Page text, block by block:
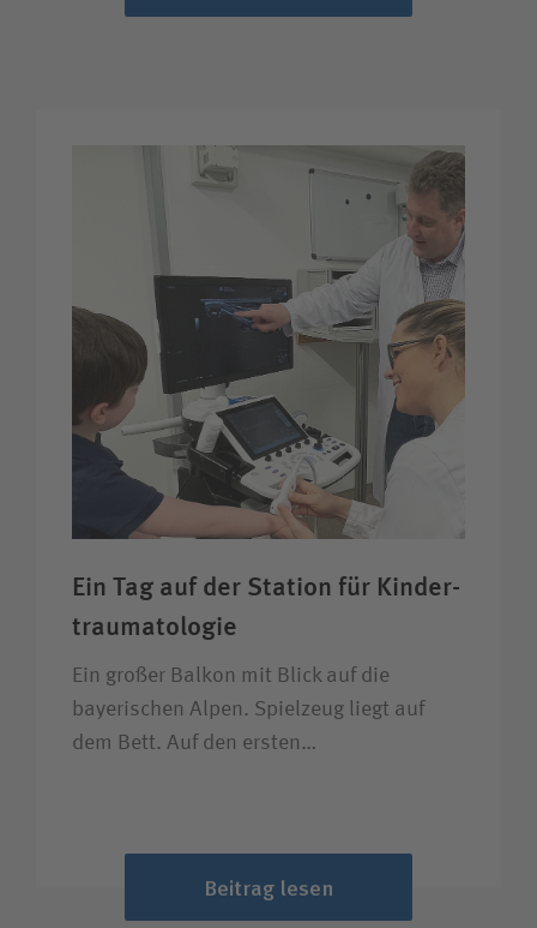
Ein Tag auf der Station für Kinder­
trauma­tologie
Ein großer Balkon mit Blick auf die
bayerischen Alpen. Spielzeug liegt auf
dem Bett. Auf den ersten…
Beitrag lesen